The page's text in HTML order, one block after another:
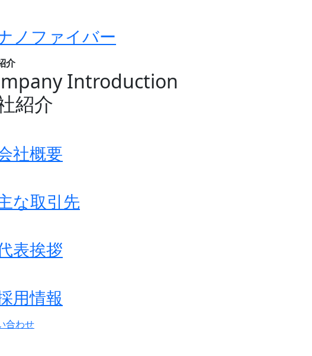
ノファイバー
介
Introduction
紹介
社概要
な取引先
表挨拶
用情報
合わせ